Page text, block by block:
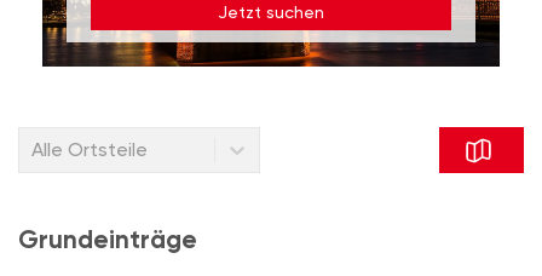
Jetzt suchen
Alle Ortsteile
Grundeinträge